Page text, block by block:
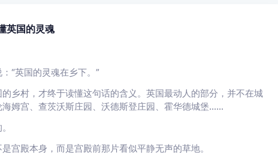
英国的灵魂
“英国的灵魂在乡下。”
乡村，才终于读懂这句话的含义。英国最动人的部分，并不在城
姆宫、查茨沃斯庄园、沃德斯登庄园、霍华德城堡……
宫殿本身，而是宫殿前那片看似平静无声的草地。